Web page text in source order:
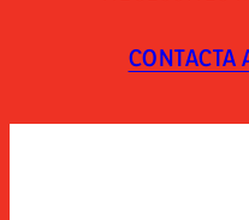
CONTACTA